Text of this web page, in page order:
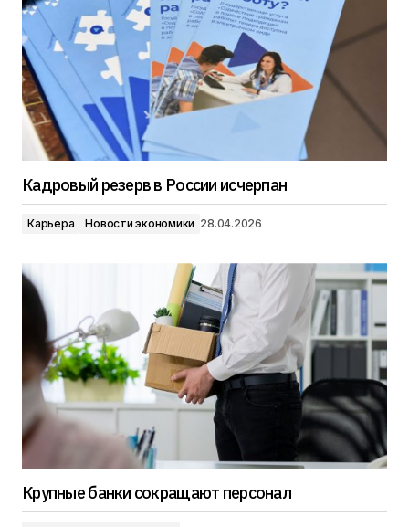
Кадровый резерв в России исчерпан
Карьера Новости экономики 28.04.2026
Крупные банки сокращают персонал